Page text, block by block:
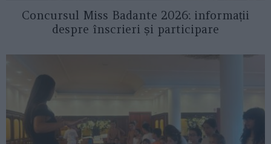
Concursul Miss Badante 2026: informații
despre înscrieri și participare